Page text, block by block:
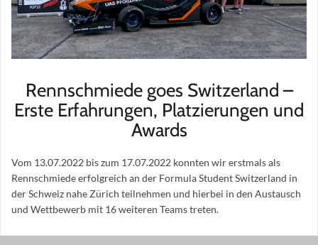
Rennschmiede goes Switzerland –
Erste Erfahrungen, Platzierungen und
Awards
Vom 13.07.2022 bis zum 17.07.2022 konnten wir erstmals als
Rennschmiede erfolgreich an der Formula Student Switzerland in
der Schweiz nahe Zürich teilnehmen und hierbei in den Austausch
und Wettbewerb mit 16 weiteren Teams treten.